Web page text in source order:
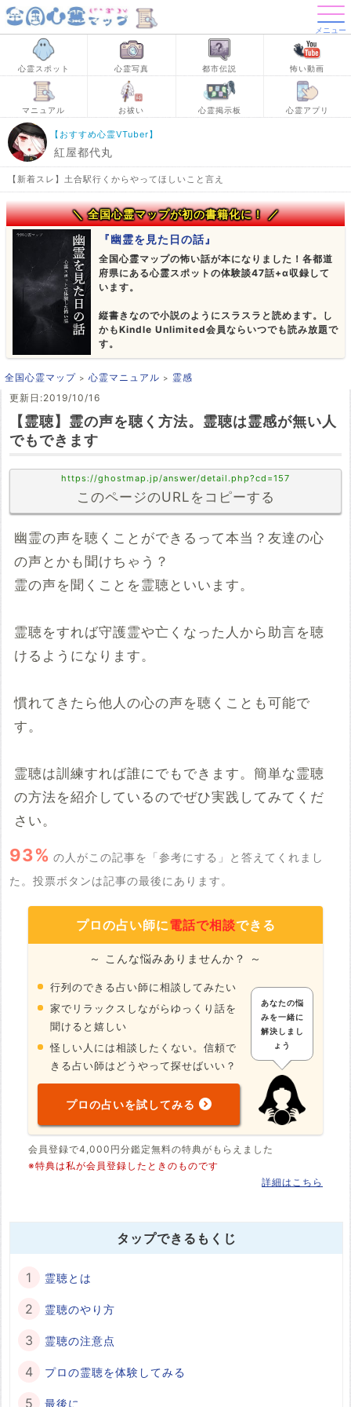
メニュー
心霊スポット 心霊写真 都市伝説 怖い動画
マニュアル お祓い 心霊掲示板 心霊アプリ
【おすすめ心霊VTuber】
紅屋都代丸
【新着スレ】土合駅行くからやってほしいこと言え
＼ 全国心霊マップが初の書籍化に！ ／
『幽霊を見た日の話』
全国心霊マップの怖い話が本になりました！各都道
府県にある心霊スポットの体験談47話+α収録して
います。
縦書きなので小説のようにスラスラと読めます。し
かもKindle Unlimited会員ならいつでも読み放題で
す。
全国心霊マップ 心霊マニュアル
霊感
更新日:2019/10/16
【霊聴】霊の声を聴く方法。霊聴は霊感が無い人
でもできます
https://ghostmap.jp/answer/detail.php?cd=157
このページのURLをコピーする
幽霊の声を聴くことができるって本当？友達の心
の声とかも聞けちゃう？
霊の声を聞くことを霊聴といいます。
霊聴をすれば守護霊や亡くなった人から助言を聴
けるようになります。
慣れてきたら他人の心の声を聴くことも可能で
す。
霊聴は訓練すれば誰にでもできます。簡単な霊聴
の方法を紹介しているのでぜひ実践してみてくだ
さい。
93% の人がこの記事を「参考にする」と答えてくれまし
た。投票ボタンは記事の最後にあります。
プロの占い師に電話で相談できる
～ こんな悩みありませんか？ ～
行列のできる占い師に相談してみたい
家でリラックスしながらゆっくり話を
聞けると嬉しい
怪しい人には相談したくない。信頼で
きる占い師はどうやって探せばいい？
プロの占いを試してみる
あなたの悩
みを一緒に
解決しまし
ょう
会員登録で4,000円分鑑定無料の特典がもらえました
※特典は私が会員登録したときのものです
詳細はこちら
タップできるもくじ
霊聴とは
霊聴のやり方
霊聴の注意点
プロの霊聴を体験してみる
最後に